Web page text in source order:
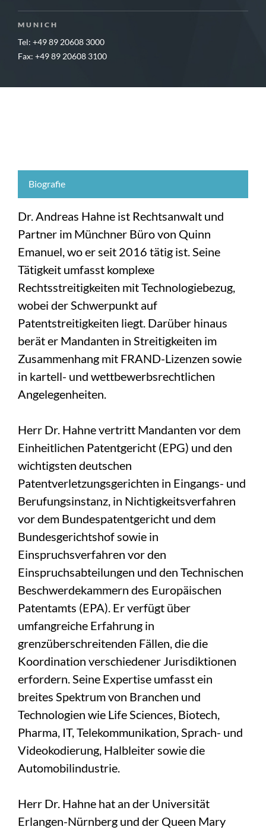
MUNICH
Tel: +49 89 20608 3000
Fax: +49 89 20608 3100
Biografie
Dr. Andreas Hahne ist Rechtsanwalt und
Partner im Münchner Büro von Quinn
Emanuel, wo er seit 2016 tätig ist. Seine
Tätigkeit umfasst komplexe
Rechtsstreitigkeiten mit Technologiebezug,
wobei der Schwerpunkt auf
Patentstreitigkeiten liegt. Darüber hinaus
berät er Mandanten in Streitigkeiten im
Zusammenhang mit FRAND-Lizenzen sowie
in kartell- und wettbewerbsrechtlichen
Angelegenheiten.
Herr Dr. Hahne vertritt Mandanten vor dem
Einheitlichen Patentgericht (EPG) und den
wichtigsten deutschen
Patentverletzungsgerichten in Eingangs- und
Berufungsinstanz, in Nichtigkeitsverfahren
vor dem Bundespatentgericht und dem
Bundesgerichtshof sowie in
Einspruchsverfahren vor den
Einspruchsabteilungen und den Technischen
Beschwerdekammern des Europäischen
Patentamts (EPA). Er verfügt über
umfangreiche Erfahrung in
grenzüberschreitenden Fällen, die die
Koordination verschiedener Jurisdiktionen
erfordern. Seine Expertise umfasst ein
breites Spektrum von Branchen und
Technologien wie Life Sciences, Biotech,
Pharma, IT, Telekommunikation, Sprach- und
Videokodierung, Halbleiter sowie die
Automobilindustrie.
Herr Dr. Hahne hat an der Universität
Erlangen-Nürnberg und der Queen Mary